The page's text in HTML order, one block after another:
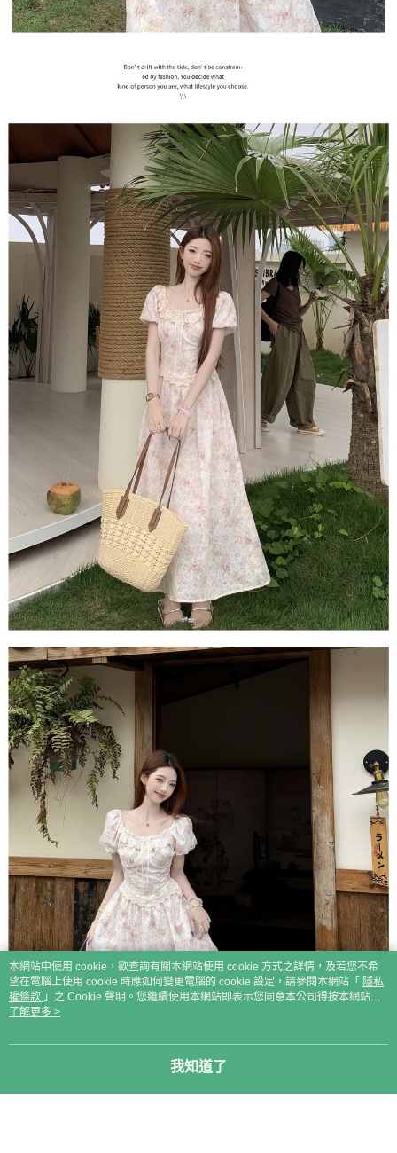
本網站中使用 cookie，欲查詢有關本網站使用 cookie 方式之詳情，及若您不希
望在電腦上使用 cookie 時應如何變更電腦的 cookie 設定，請參閱本網站「 隱私
權條款 」之 Cookie 聲明。您繼續使用本網站即表示您同意本公司得按本網站使
用條款之 Cookie 聲明使用 cookie。
了解更多 >
我知道了